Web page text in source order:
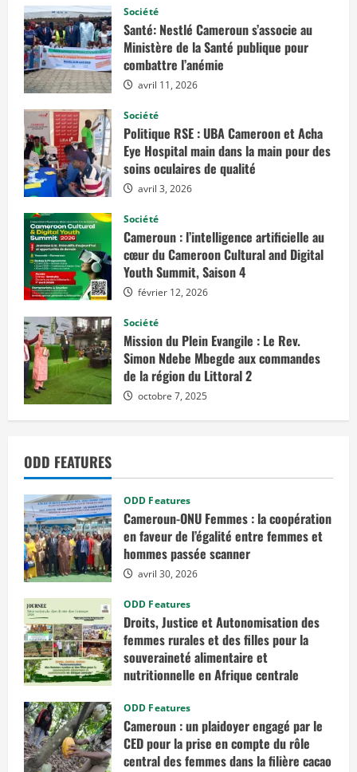
Société
Santé: Nestlé Cameroun s’associe au
Ministère de la Santé publique pour
combattre l’anémie
avril 11, 2026
Société
Politique RSE : UBA Cameroon et Acha
Eye Hospital main dans la main pour des
soins oculaires de qualité
avril 3, 2026
Société
Cameroun : l’intelligence artificielle au
cœur du Cameroon Cultural and Digital
Youth Summit, Saison 4
février 12, 2026
Société
Mission du Plein Evangile : Le Rev.
Simon Ndebe Mbegde aux commandes
de la région du Littoral 2
octobre 7, 2025
ODD FEATURES
ODD Features
Cameroun-ONU Femmes : la coopération
en faveur de l’égalité entre femmes et
hommes passée scanner
avril 30, 2026
ODD Features
Droits, Justice et Autonomisation des
femmes rurales et des filles pour la
souveraineté alimentaire et
nutritionnelle en Afrique centrale
ODD Features
Cameroun : un plaidoyer engagé par le
CED pour la prise en compte du rôle
central des femmes dans la filière cacao